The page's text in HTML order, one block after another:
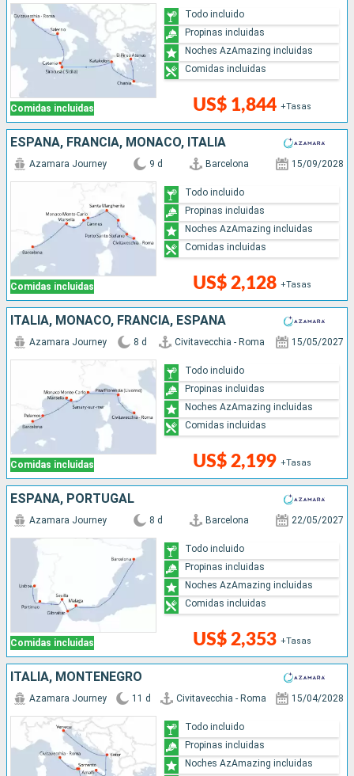
Comidas incluidas US$ 1,844 +Tasas
Todo incluido
Propinas incluidas
Noches AzAmazing incluidas
Comidas incluidas
ESPAÑA, FRANCIA, MONACO, ITALIA
Comidas incluidas
Azamara Journey 9 d Barcelona 15/09/2028
US$ 2,128 +Tasas
Todo incluido
Propinas incluidas
Noches AzAmazing incluidas
Comidas incluidas
ITALIA, MONACO, FRANCIA, ESPAÑA
Comidas incluidas
Azamara Journey 8 d Civitavecchia - Roma 15/05/2027
US$ 2,199 +Tasas
Todo incluido
Propinas incluidas
Noches AzAmazing incluidas
Comidas incluidas
ESPAÑA, PORTUGAL
Comidas incluidas
Azamara Journey 8 d Barcelona 22/05/2027
US$ 2,353 +Tasas
Todo incluido
Propinas incluidas
Noches AzAmazing incluidas
Comidas incluidas
ITALIA, MONTENEGRO
Azamara Journey 11 d Civitavecchia - Roma 15/04/2028
Todo incluido
Propinas incluidas
Noches AzAmazing incluidas